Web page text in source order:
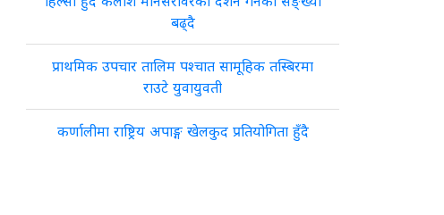
बढ्दै
प्राथमिक उपचार तालिम पश्चात सामूहिक तस्बिरमा
राउटे युवायुवती
कर्णालीमा राष्ट्रिय अपाङ्ग खेलकुद प्रतियोगिता हुँदै